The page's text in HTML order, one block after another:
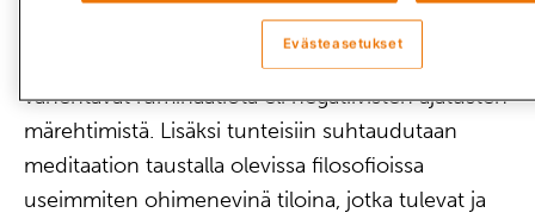
Meditaation ja mindfulnessin ajatellaan auttavan
masennuksessa muun muassa siksi, että ne
vähentävät ruminaatiota eli negatiivisten ajatusten
märehtimistä. Lisäksi tunteisiin suhtaudutaan
meditaation taustalla olevissa filosofioissa
useimmiten ohimenevinä tiloina, jotka tulevat ja
Evästeasetukset